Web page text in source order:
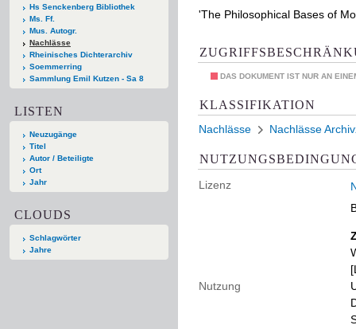
Hs Senckenberg Bibliothek
Ms. Ff.
Mus. Autogr.
Nachlässe
Rheinisches Dichterarchiv
Soemmerring
Sammlung Emil Kutzen - Sa 8
LISTEN
Neuzugänge
Titel
Autor / Beteiligte
Ort
Jahr
CLOUDS
Schlagwörter
Jahre
'The Philosophical Bases of
DAS DOKUMENT IST NUR AN
KLASSIFIKATION
Nachlässe Nachlässe
Lizenz
Nutzung